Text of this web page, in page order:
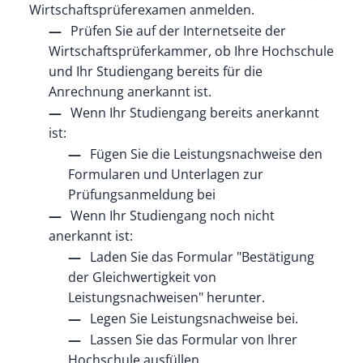
Wirtschaftsprüferexamen anmelden.
Prüfen Sie auf der Internetseite der
Wirtschaftsprüferkammer, ob Ihre Hochschule
und Ihr Studiengang bereits für die
Anrechnung anerkannt ist.
Wenn Ihr Studiengang bereits anerkannt
ist:
Fügen Sie die Leistungsnachweise den
Formularen und Unterlagen zur
Prüfungsanmeldung bei
Wenn Ihr Studiengang noch nicht
anerkannt ist:
Laden Sie das Formular "Bestätigung
der Gleichwertigkeit von
Leistungsnachweisen" herunter.
Legen Sie Leistungsnachweise bei.
Lassen Sie das Formular von Ihrer